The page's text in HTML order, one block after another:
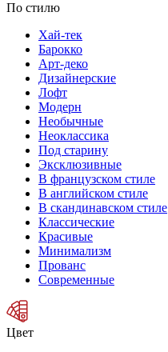
По стилю
Хай-тек
Барокко
Арт-деко
Дизайнерские
Лофт
Модерн
Необычные
Неоклассика
Под старину
Эксклюзивные
В французском стиле
В английском стиле
В скандинавском стиле
Классические
Красивые
Минимализм
Прованс
Современные
Цвет